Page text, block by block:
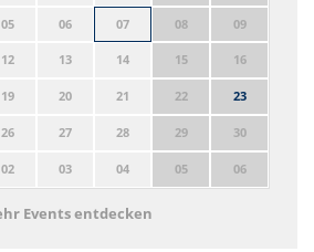
05 06 07 08 09
12 13 14 15 16
19 20 21 22 23
26 27 28 29 30
02 03 04 05 06
Events entdecken